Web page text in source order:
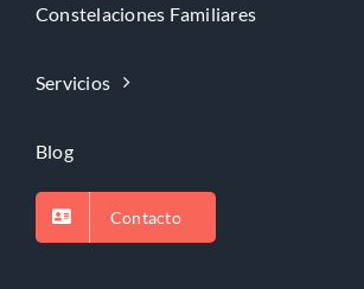
Constelaciones Familiares
Servicios
Blog
Contacto